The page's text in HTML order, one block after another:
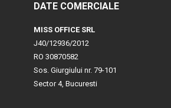
DATE COMERCIALE
MISS OFFICE SRL
J40/12936/2012
RO 30870582
Sos. Giurgiului nr. 79-101
Sector 4, Bucuresti